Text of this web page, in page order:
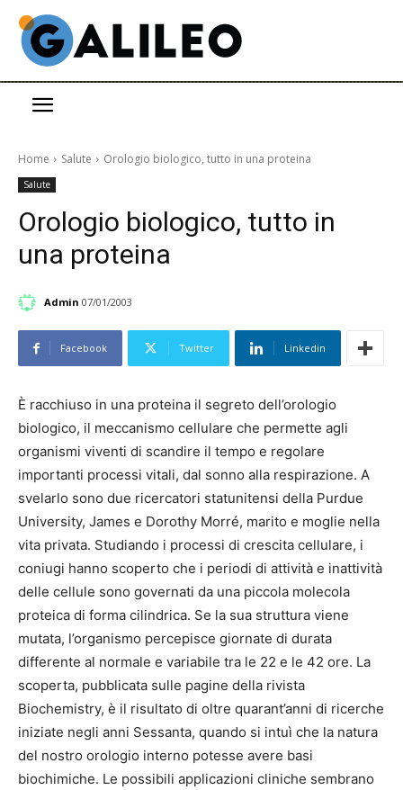
Home Salute Orologio biologico, tutto in una proteina
Salute
Orologio biologico, tutto in
una proteina
Admin 07/01/2003
Facebook Twitter Linkedin
È racchiuso in una proteina il segreto dell’orologio
biologico, il meccanismo cellulare che permette agli
organismi viventi di scandire il tempo e regolare
importanti processi vitali, dal sonno alla respirazione. A
svelarlo sono due ricercatori statunitensi della Purdue
University, James e Dorothy Morré, marito e moglie nella
vita privata. Studiando i processi di crescita cellulare, i
coniugi hanno scoperto che i periodi di attività e inattività
delle cellule sono governati da una piccola molecola
proteica di forma cilindrica. Se la sua struttura viene
mutata, l’organismo percepisce giornate di durata
differente al normale e variabile tra le 22 e le 42 ore. La
scoperta, pubblicata sulle pagine della rivista
Biochemistry, è il risultato di oltre quarant’anni di ricerche
iniziate negli anni Sessanta, quando si intuì che la natura
del nostro orologio interno potesse avere basi
biochimiche. Le possibili applicazioni cliniche sembrano